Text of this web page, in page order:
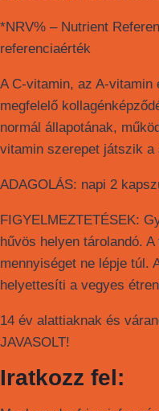
*NRV% – Nutrient
referenciaérték
A C-vitamin, az A-vitamin
megfelelő
normál állapotának,
vitamin szerepet játszik a
ADAGOLÁS: napi 2
FIGYELMEZTETÉSEK:
hűvös helyen tárolandó.
mennyiséget ne lépje túl.
helyettesíti a vegyes
14 év alattiaknak és
JAVASOLT!
Iratkozz fel: